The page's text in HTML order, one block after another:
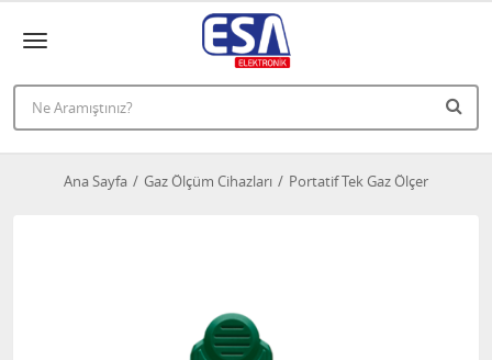
Ana Sayfa Gaz Ölçüm Cihazları Portatif Tek Gaz Ölçer